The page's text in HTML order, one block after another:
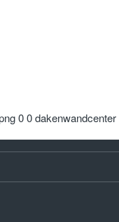
00dakenwandcenter